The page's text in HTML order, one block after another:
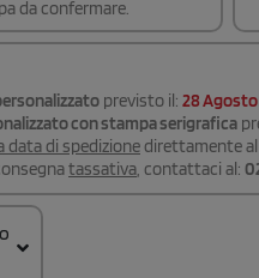
da confermare.
previsto il: 28
con stampa serigrafica
data di spedizionedirettamente al
tassativa , contattaci al: